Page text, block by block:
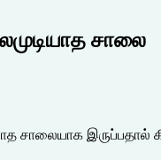
சாலை
சாலையாக இருப்பதால்